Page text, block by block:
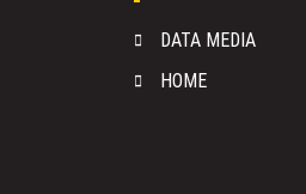
DATA MEDIA
HOME